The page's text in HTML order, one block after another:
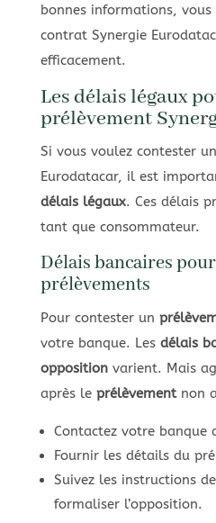
bonnes informations,
contrat Synergie
efficacement.
Les délais légaux
prélèvement
Si vous voulez contester un
Eurodatacar, il est
délais légaux. Ces délais
tant que consommateur.
Délais bancaires
prélèvements
Pour contester un
votre banque. Les délais
oppositionvarient. Mais
après le prélèvementnon
Contactez votre banque
Fournir les détails du
Suivez les instructions
formaliser l’opposition.